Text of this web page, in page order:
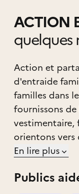
ACTION
quelques
Action et
d'entraide
familles dans
fournissons
vestimentaire,
orientons vers
En lire plus
Publics